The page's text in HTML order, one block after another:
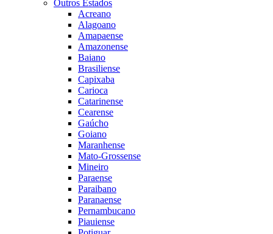
Outros Estados
Acreano
Alagoano
Amapaense
Amazonense
Baiano
Brasiliense
Capixaba
Carioca
Catarinense
Cearense
Gaúcho
Goiano
Maranhense
Mato-Grossense
Mineiro
Paraense
Paraibano
Paranaense
Pernambucano
Piauiense